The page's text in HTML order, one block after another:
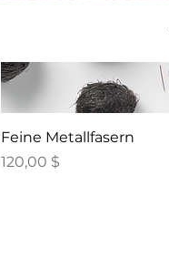
Feine Metallfasern
Preis
120,00 $